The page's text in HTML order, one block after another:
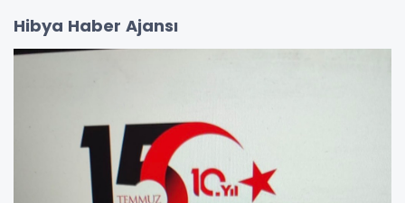
Hibya Haber Ajansı